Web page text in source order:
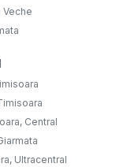
Veche
Central
Ultracentral